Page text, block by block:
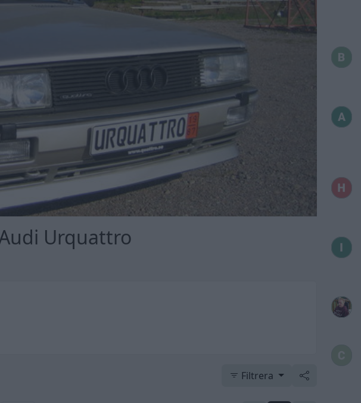
Urquattro
Filtrera